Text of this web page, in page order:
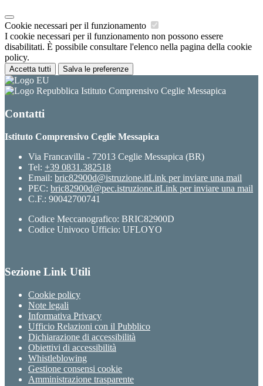
Cookie necessari per il funzionamento
I cookie necessari per il funzionamento non possono essere
disabilitati. È possibile consultare l'elenco nella pagina della cookie
policy.
Accetta tutti Salva le preferenze
Istituto Comprensivo Ceglie Messapica
Contatti
Istituto Comprensivo Ceglie Messapica
Via Francavilla - 72013 Ceglie Messapica (BR)
Tel: +39 0831.382518
Email: bric82900d@istruzione.itLink per inviare una mail
PEC: bric82900d@pec.istruzione.itLink per inviare una mail
C.F.: 90042700741
Codice Meccanografico: BRIC82900D
Codice Univoco Ufficio: UFLOYO
Sezione Link Utili
Cookie policy
Note legali
Informativa Privacy
Ufficio Relazioni con il Pubblico
Dichiarazione di accessibilità
Obiettivi di accessibilità
Whistleblowing
Gestione consensi cookie
Amministrazione trasparente